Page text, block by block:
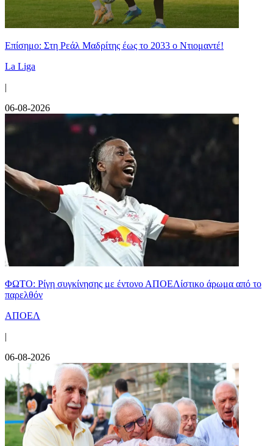
Επίσημο: Στη Ρεάλ Μαδρίτης έως το 2033 ο Ντιομαντέ!
La Liga
|
06-08-2026
ΦΩΤΟ: Ρίγη συγκίνησης με έντονο ΑΠΟΕΛίστικο άρωμα από το
παρελθόν
ΑΠΟΕΛ
|
06-08-2026